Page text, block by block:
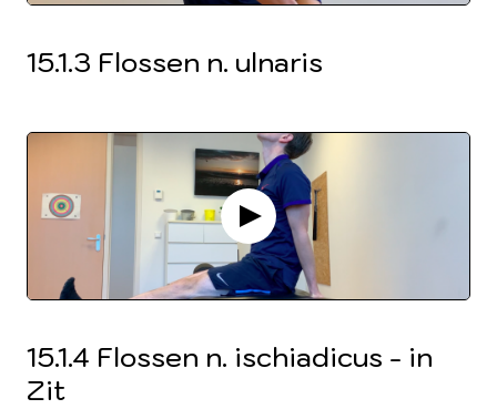
15.1.3 Flossen n. ulnaris
15.1.4 Flossen n. ischiadicus - in
Zit